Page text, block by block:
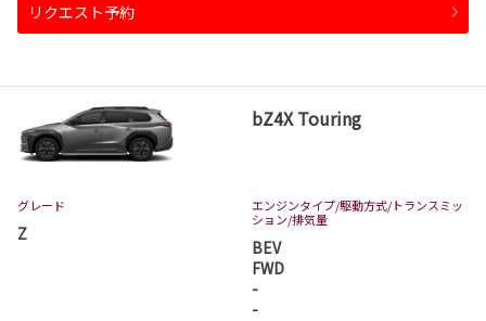
リクエスト予約
bZ4X Touring
グレード
Z
エンジンタイプ/駆動方式/トランスミッ
ション/排気量
BEV
FWD
-
-